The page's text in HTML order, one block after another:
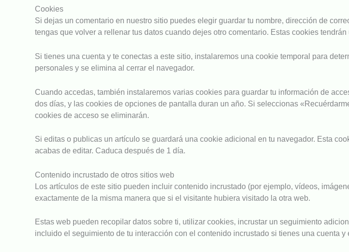
Cookies
Si dejas un comentario en nuestro sitio puedes elegir guardar tu nombre, dirección de
tengas que volver a rellenar tus datos cuando dejes otro comentario. Estas cookies
Si tienes una cuenta y te conectas a este sitio, instalaremos una cookie temporal para
personales y se elimina al cerrar el navegador.
Cuando accedas, también instalaremos varias cookies para guardar tu información de
dos días, y las cookies de opciones de pantalla duran un año. Si seleccionas
cookies de acceso se eliminarán.
Si editas o publicas un artículo se guardará una cookie adicional en tu navegador. Esta
acabas de editar. Caduca después de 1 día.
Contenido incrustado de otros sitios web
Los artículos de este sitio pueden incluir contenido incrustado (por ejemplo, vídeos,
exactamente de la misma manera que si el visitante hubiera visitado la otra web.
Estas web pueden recopilar datos sobre ti, utilizar cookies, incrustar un seguimiento
incluido el seguimiento de tu interacción con el contenido incrustado si tienes una cuenta y